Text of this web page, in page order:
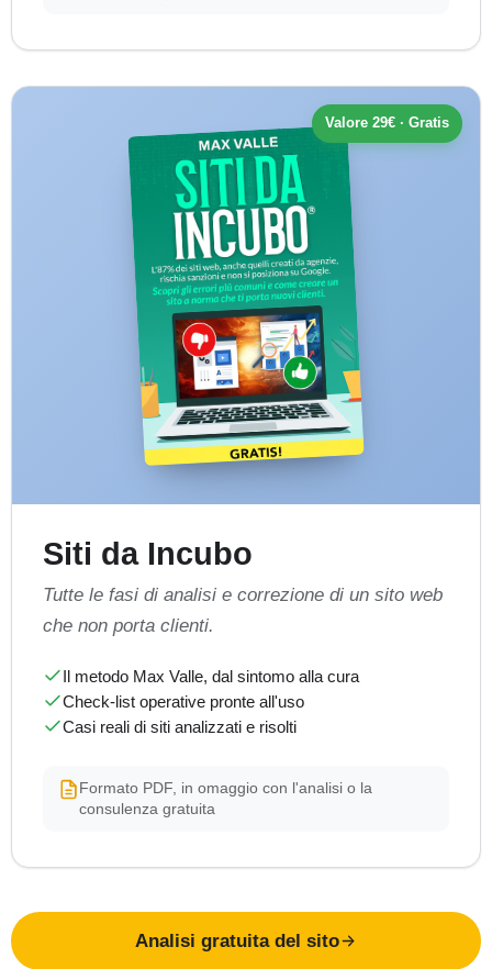
Valore 29€ · Gratis
Siti da Incubo
Tutte le fasi di analisi e correzione di un sito web
che non porta clienti.
Il metodo Max Valle, dal sintomo alla cura
Check-list operative pronte all'uso
Casi reali di siti analizzati e risolti
Formato PDF, in omaggio con l'analisi o la
consulenza gratuita
Analisi gratuita del sito